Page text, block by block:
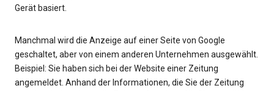
Gerät basiert.
Manchmal wird die Anzeige auf einer Seite von Google
geschaltet, aber von einem anderen Unternehmen ausgewählt.
Beispiel: Sie haben sich bei der Website einer Zeitung
angemeldet. Anhand der Informationen, die Sie der Zeitung